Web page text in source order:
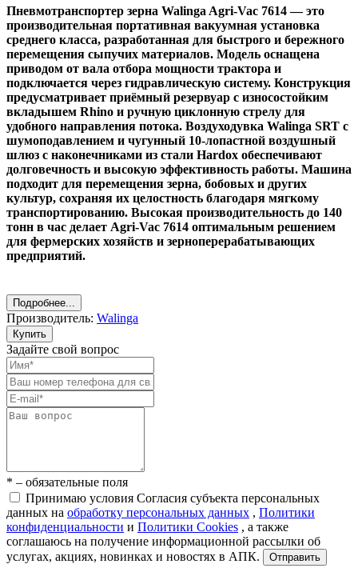
Пневмотранспортер зерна Walinga Agri-Vac 7614 — это
производительная портативная вакуумная установка
среднего класса, разработанная для быстрого и бережного
перемещения сыпучих материалов. Модель оснащена
приводом от вала отбора мощности трактора и
подключается через гидравлическую систему. Конструкция
предусматривает приёмный резервуар с износостойким
вкладышем Rhino и ручную циклонную стрелу для
удобного направления потока. Воздуходувка Walinga SRT с
шумоподавлением и чугунный 10-лопастной воздушный
шлюз с наконечниками из стали Hardox обеспечивают
долговечность и высокую эффективность работы. Машина
подходит для перемещения зерна, бобовых и других
культур, сохраняя их целостность благодаря мягкому
транспортированию. Высокая производительность до 140
тонн в час делает Agri-Vac 7614 оптимальным решением
для фермерских хозяйств и зерноперерабатывающих
предприятий.
Подробнее...
Производитель: Walinga
Купить
Задайте свой вопрос
* – обязательные поля
Принимаю условия Согласия субъекта персональных
данных на обработку персональных данных , Политики
конфиденциальности и Политики Cookies , а также
соглашаюсь на получение информационной рассылки об
услугах, акциях, новинках и новостях в АПК.
Отправить